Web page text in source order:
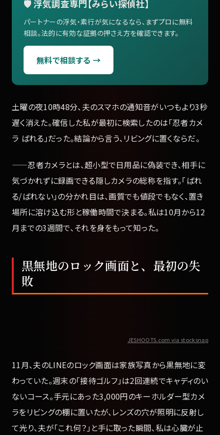
🛡️ 浮気調査専門【みらい探偵社】
パートナーの浮気・素行が気になるなら、まずプロに無料
相談。法的に有効な証拠の押さえ方を確認できます。
無料で相談する →
土曜の夜10時48分、夫のスマホの通知音がいつもより3秒
遅く消えた。確信した私が最初に検索したのは「忍者カメ
ラ ばれる」だった。結論から言う、リビングに置くならだ。
——忍者カメラとは、超小型で日用品に偽装でき、相手に
気づかれずに録画できる隠しカメラの総称を指す。「ばれ
る/ばれない」の分かれ目は、画質でも値段でもなく、置き
場所に溶け込む形と稼働時間で決まる。私は10月から12
月までの3週間で、それを身をもって知った。
黒無地のロック画面と、最初の失
敗
JESHOOTS.com via stocksnap
11月、夫のLINEのロック画面は家族写真から黒無地に変
わっていた。週末の「接待ゴルフ」は2回連続でキャディのい
ないコース。手元にあった3,000円のキーホルダー型カメ
ラをリビングの棚に置いたが、レンズの穴が照明に反射し
て光り、夫が「これ何？」と手に取った瞬間、私は心臓が止